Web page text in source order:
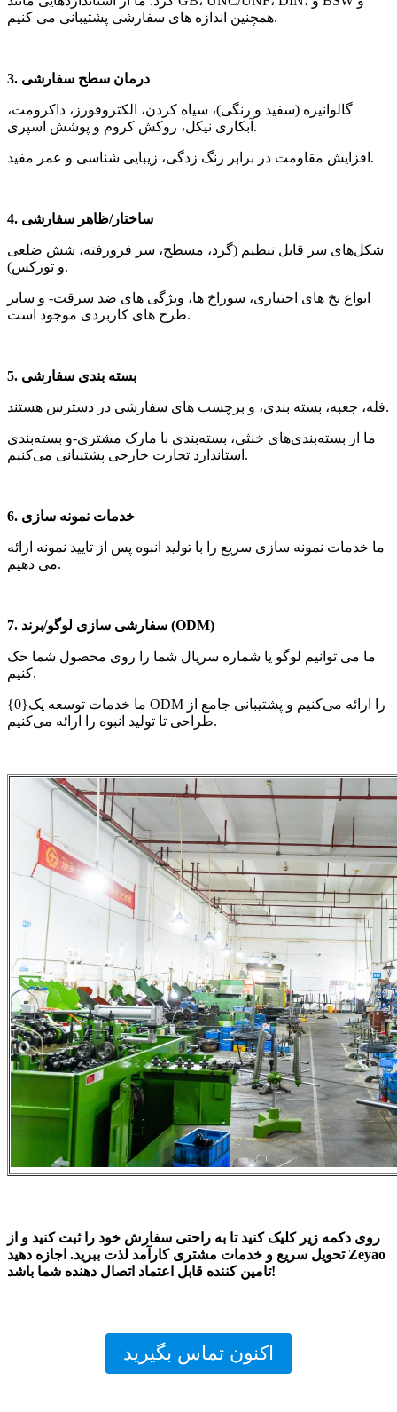
همچنین اندازه های سفارشی پشتیبانی می کنیم.
3. درمان سطح سفارشی
گالوانیزه (سفید و رنگی)، سیاه کردن، الکتروفورز، داکرومت،
آبکاری نیکل، روکش کروم و پوشش اسپری.
افزایش مقاومت در برابر زنگ زدگی، زیبایی شناسی و عمر مفید.
4. ساختار/ظاهر سفارشی
شکل‌های سر قابل تنظیم (گرد، مسطح، سر فرورفته، شش ضلعی
و تورکس).
انواع نخ های اختیاری، سوراخ ها، ویژگی های ضد سرقت- و سایر
طرح های کاربردی موجود است.
5. بسته بندی سفارشی
فله، جعبه، بسته بندی، و برچسب های سفارشی در دسترس هستند.
ما از بسته‌بندی‌های خنثی، بسته‌بندی با مارک مشتری-و بسته‌بندی
استاندارد تجارت خارجی پشتیبانی می‌کنیم.
6. خدمات نمونه سازی
ما خدمات نمونه سازی سریع را با تولید انبوه پس از تایید نمونه ارائه
می دهیم.
7. سفارشی سازی لوگو/برند (ODM)
ما می توانیم لوگو یا شماره سریال شما را روی محصول شما حک
کنیم.
ما خدمات توسعه یک{0} ODM را ارائه می‌کنیم و پشتیبانی جامع از
طراحی تا تولید انبوه را ارائه می‌کنیم.
روی دکمه زیر کلیک کنید تا به راحتی سفارش خود را ثبت کنید و از
تحویل سریع و خدمات مشتری کارآمد لذت ببرید. اجازه دهید Zeyao
تامین کننده قابل اعتماد اتصال دهنده شما باشد!
اکنون تماس بگیرید